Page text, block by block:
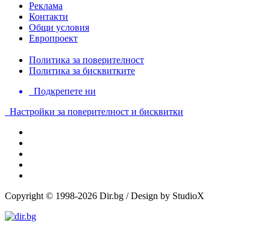
Реклама
Контакти
Общи условия
Европроект
Политика за поверителност
Политика за бисквитките
Подкрепете ни
Настройки за поверителност и бисквитки
Copyright © 1998-2026 Dir.bg / Design by StudioX